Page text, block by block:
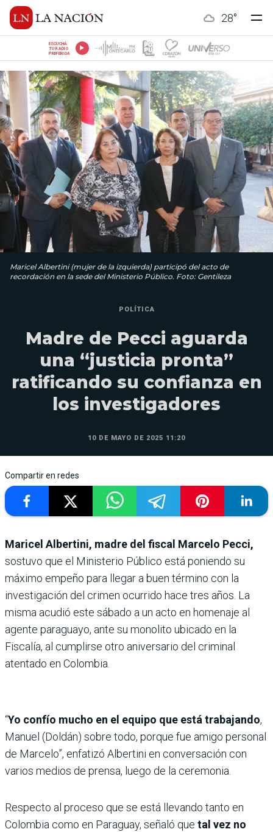
28°
ESCUCHÁ
TU RADIO
PREFERIDA
Maricel Albertini (mujer de la izquierda) participó del acto de
recordación en la sede del Ministerio Público. Foto: Gentileza
POLÍTICA
Madre de Pecci aguarda
una “justicia pronta”
ratificando su confianza en
los investigadores
10 DE MAYO DE 2025 11:20
Compartir en redes
Maricel Albertini, madre del fiscal Marcelo Pecci,
sostuvo que el Ministerio Público está poniendo su
máximo empeño para llegar a buen término con la
investigación del crimen ocurrido hace tres años. La
misma acudió este sábado a un acto en homenaje al
agente paraguayo, ante su monolito ubicado en la
Fiscalía, al cumplirse otro aniversario del criminal
atentado en Colombia.
“Yo confío mucho en el equipo que está trabajando,
Manuel (Doldán) sobre todo, porque fue amigo personal
de Marcelo”, enfatizó Albertini en conversación con
varios medios de prensa, luego de la ceremonia.
Respecto al proceso que se está llevando tanto en
Colombia como en Paraguay, señaló que tal vez no